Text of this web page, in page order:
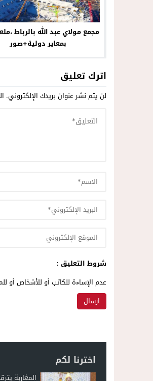
مجمع مولاي عبد الله بالرباط
بمعاير دولية+صور
اترك تعليق
لن يتم نشر عنوان بريدك الإلكتروني.
شروط التعليق :
عدم الإساءة للكاتب أو للأشخاص أو
اخترنا لكم
المغاربة